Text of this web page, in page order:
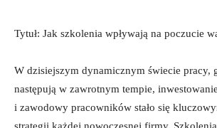
Tytuł: Jak szkolenia wpływają na poczucie
W dzisiejszym dynamicznym świecie pracy,
następują w zawrotnym tempie,
i zawodowy pracowników stało się